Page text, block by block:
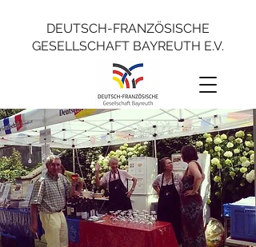
DEUTSCH-FRANZÖSISCHE
GESELLSCHAFT BAYREUTH E.V.